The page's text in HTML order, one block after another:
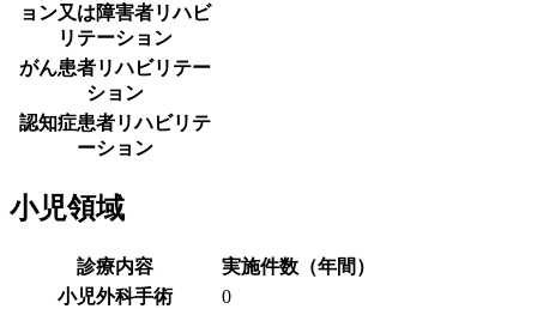
ョン又は障害者リハビ
リテーション
がん患者リハビリテー
ション
認知症患者リハビリテ
ーション
小児領域
診療内容
実施件数（年間）
小児外科手術
0